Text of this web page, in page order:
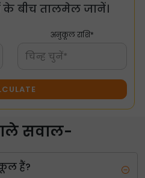
के बीच तालमेल जानें।
अनुकूल राशि*
चिन्ह चुनें*
सवाल-
हैं?